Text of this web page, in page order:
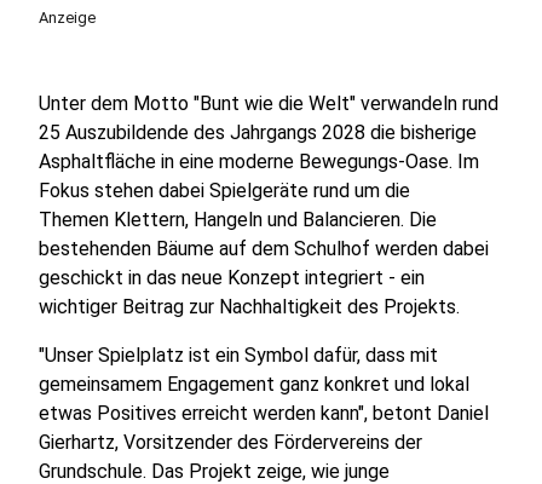
Anzeige
Unter dem Motto "Bunt wie die Welt" verwandeln rund
25 Auszubildende des Jahrgangs 2028 die bisherige
Asphaltfläche in eine moderne Bewegungs-Oase. Im
Fokus stehen dabei Spielgeräte rund um die
Themen Klettern, Hangeln und Balancieren. Die
bestehenden Bäume auf dem Schulhof werden dabei
geschickt in das neue Konzept integriert - ein
wichtiger Beitrag zur Nachhaltigkeit des Projekts.
"Unser Spielplatz ist ein Symbol dafür, dass mit
gemeinsamem Engagement ganz konkret und lokal
etwas Positives erreicht werden kann", betont Daniel
Gierhartz, Vorsitzender des Fördervereins der
Grundschule. Das Projekt zeige, wie junge